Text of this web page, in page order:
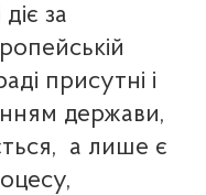
діє за
присутні і
держави,
а лише є